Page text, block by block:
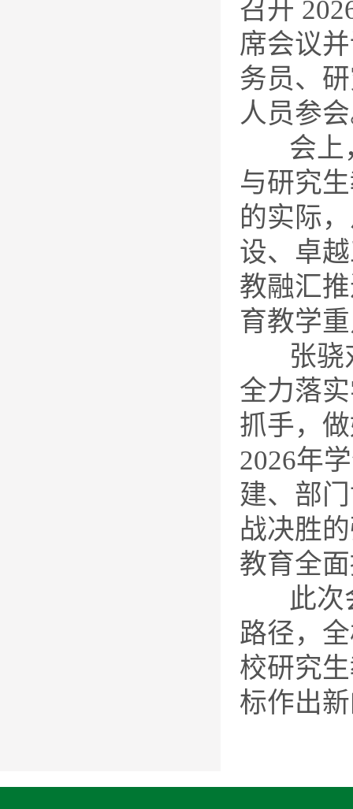
召开
席会议
务员、
人员参
会上，
与研究
的实际
设、卓
教融汇
育教学
张骁对
全力落
抓手，
2026年
建、部
战决胜
教育全
此次会
路径，
校研究
标作出